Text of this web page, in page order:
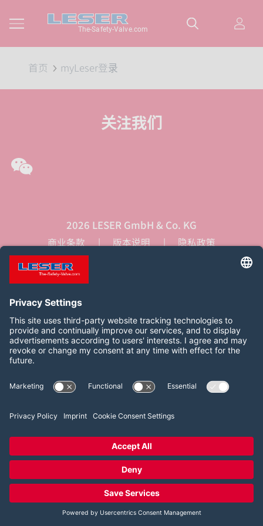
The-Safety-Valve.com
首页 myLeser登录
关注我们
WeChat
2026 LESER GmbH & Co. KG
商业条款 版本说明
隐私政策